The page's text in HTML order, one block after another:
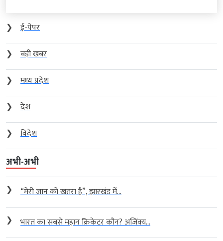
❯
ई-पेपर
❯
बड़ी खबर
❯
मध्य प्रदेश
❯
देश
❯
विदेश
अभी-अभी
❯ “मेरी जान को खतरा है”, झारखंड में...
❯ भारत का सबसे महान क्रिकेटर कौन? अजिंक्य...